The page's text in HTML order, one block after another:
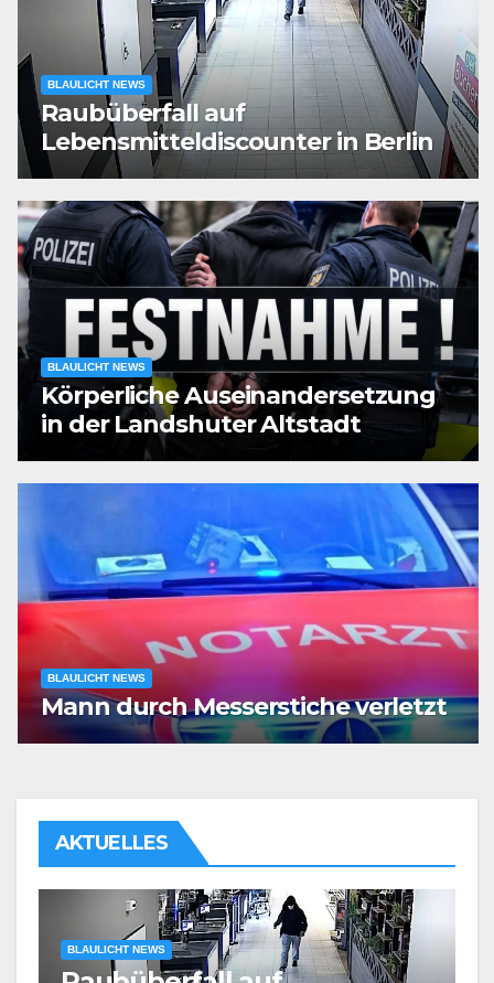
BLAULICHT NEWS
Raubüberfall auf
Lebensmitteldiscounter in Berlin
BLAULICHT NEWS
Körperliche Auseinandersetzung
in der Landshuter Altstadt
BLAULICHT NEWS
Mann durch Messerstiche verletzt
AKTUELLES
BLAULICHT NEWS